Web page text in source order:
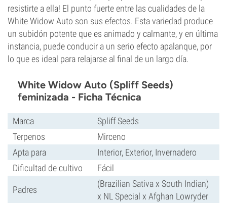
resistirte a ella! El punto fuerte entre las cualidades de la
White Widow Auto son sus efectos. Esta variedad produce
un subidón potente que es animado y calmante, y en última
instancia, puede conducir a un serio efecto apalanque, por
lo que es ideal para relajarse al final de un largo día.
White Widow Auto (Spliff Seeds)
feminizada - Ficha Técnica
Marca
Spliff Seeds
Terpenos
Mirceno
Apta para
Interior, Exterior, Invernadero
Dificultad de cultivo
Fácil
Padres
(Brazilian Sativa x South Indian)
x NL Special x Afghan Lowryder